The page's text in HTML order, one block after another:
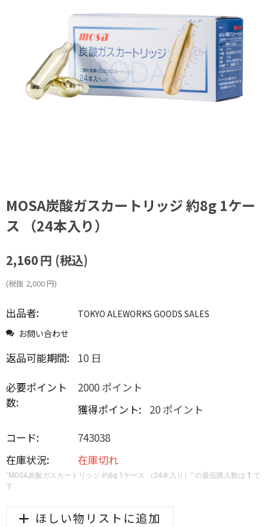
MOSA炭酸ガスカートリッジ 約8g 1ケー
ス （24本入り）
2,160円 (税込)
(税抜 2,000円)
出品者:
TOKYO ALEWORKS GOODS SALES
お問い合わせ
返品可能期間: 10 日
必要ポイント
数:
2000 ポイント
獲得ポイント: 20 ポイント
コード:
743038
在庫状況:
在庫切れ
"MOSA炭酸ガスカートリッジ 約8g 1ケース （24本入り）" の最低購入数は 1 で
す.
ほしい物リストに追加